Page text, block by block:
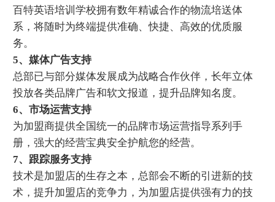
百特英语培训学校拥有数年精诚合作的物流培送体
系，将随时为终端提供准确、快捷、高效的优质服
务。
5、媒体广告支持
总部已与部分媒体发展成为战略合作伙伴，长年立体
投放各类品牌广告和软文报道，提升品牌知名度。
6、市场运营支持
为加盟商提供全国统一的品牌市场运营指导系列手
册，强大的经营宝典安全护航您的经营。
7、跟踪服务支持
技术是加盟店的生存之本，总部会不断的引进新的技
术，提升加盟店的竞争力，为加盟店提供强有力的技